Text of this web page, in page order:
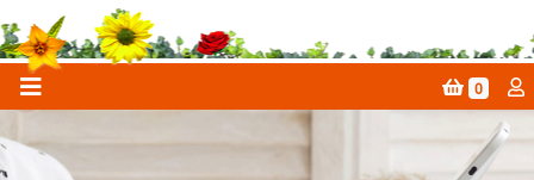
0